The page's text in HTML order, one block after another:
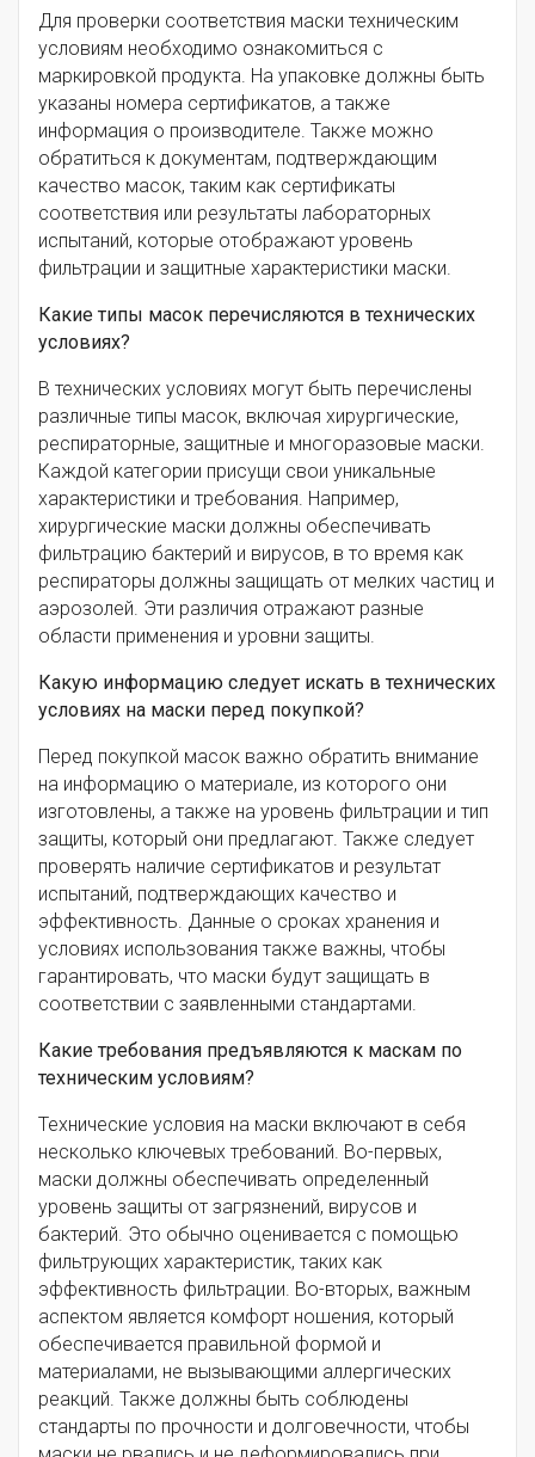
Для проверки соответствия маски техническим
условиям необходимо ознакомиться с
маркировкой продукта. На упаковке должны быть
указаны номера сертификатов, а также
информация о производителе. Также можно
обратиться к документам, подтверждающим
качество масок, таким как сертификаты
соответствия или результаты лабораторных
испытаний, которые отображают уровень
фильтрации и защитные характеристики маски.
Какие типы масок перечисляются в технических
условиях?
В технических условиях могут быть перечислены
различные типы масок, включая хирургические,
респираторные, защитные и многоразовые маски.
Каждой категории присущи свои уникальные
характеристики и требования. Например,
хирургические маски должны обеспечивать
фильтрацию бактерий и вирусов, в то время как
респираторы должны защищать от мелких частиц и
аэрозолей. Эти различия отражают разные
области применения и уровни защиты.
Какую информацию следует искать в технических
условиях на маски перед покупкой?
Перед покупкой масок важно обратить внимание
на информацию о материале, из которого они
изготовлены, а также на уровень фильтрации и тип
защиты, который они предлагают. Также следует
проверять наличие сертификатов и результат
испытаний, подтверждающих качество и
эффективность. Данные о сроках хранения и
условиях использования также важны, чтобы
гарантировать, что маски будут защищать в
соответствии с заявленными стандартами.
Какие требования предъявляются к маскам по
техническим условиям?
Технические условия на маски включают в себя
несколько ключевых требований. Во-первых,
маски должны обеспечивать определенный
уровень защиты от загрязнений, вирусов и
бактерий. Это обычно оценивается с помощью
фильтрующих характеристик, таких как
эффективность фильтрации. Во-вторых, важным
аспектом является комфорт ношения, который
обеспечивается правильной формой и
материалами, не вызывающими аллергических
реакций. Также должны быть соблюдены
стандарты по прочности и долговечности, чтобы